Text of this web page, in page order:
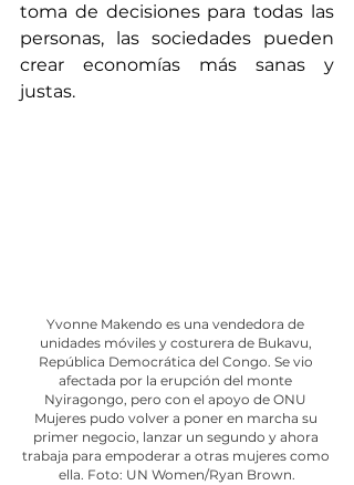
toma de decisiones para todas las
personas, las sociedades pueden
crear economías más sanas y
justas.
Yvonne Makendo es una vendedora de
unidades móviles y costurera de Bukavu,
República Democrática del Congo. Se vio
afectada por la erupción del monte
Nyiragongo, pero con el apoyo de ONU
Mujeres pudo volver a poner en marcha su
primer negocio, lanzar un segundo y ahora
trabaja para empoderar a otras mujeres como
ella. Foto: UN Women/Ryan Brown.